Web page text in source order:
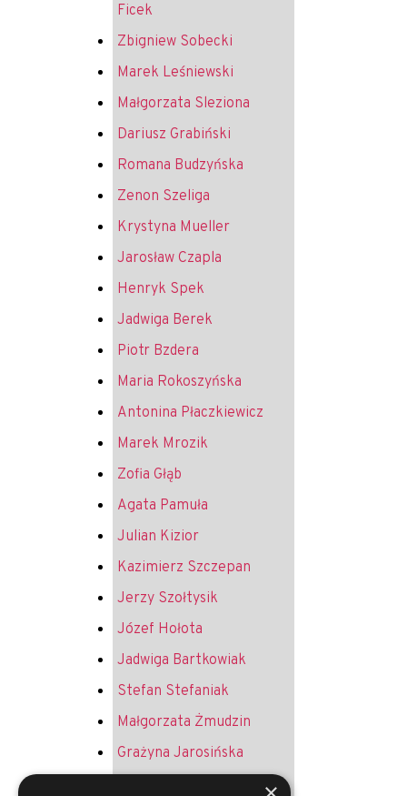
Ficek
Zbigniew Sobecki
Marek Leśniewski
Małgorzata Sleziona
Dariusz Grabiński
Romana Budzyńska
Zenon Szeliga
Krystyna Mueller
Jarosław Czapla
Henryk Spek
Jadwiga Berek
Piotr Bzdera
Maria Rokoszyńska
Antonina Płaczkiewicz
Marek Mrozik
Zofia Głąb
Agata Pamuła
Julian Kizior
Kazimierz Szczepan
Jerzy Szołtysik
Józef Hołota
Jadwiga Bartkowiak
Stefan Stefaniak
Małgorzata Żmudzin
Grażyna Jarosińska